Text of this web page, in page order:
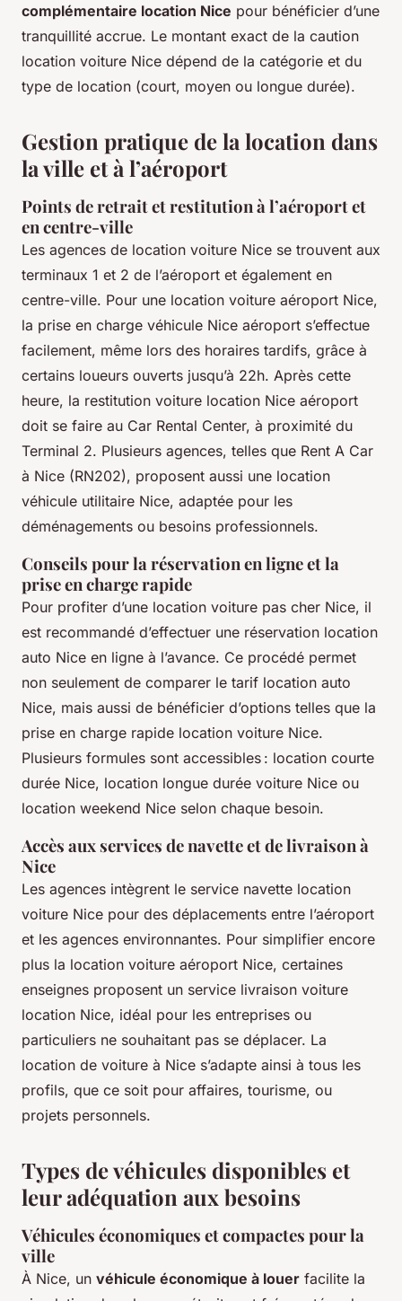
complémentaire location Nice pour bénéficier d’une
tranquillité accrue. Le montant exact de la caution
location voiture Nice dépend de la catégorie et du
type de location (court, moyen ou longue durée).
Gestion pratique de la location dans
la ville et à l’aéroport
Points de retrait et restitution à l’aéroport et
en centre-ville
Les agences de location voiture Nice se trouvent aux
terminaux 1 et 2 de l’aéroport et également en
centre-ville. Pour une location voiture aéroport Nice,
la prise en charge véhicule Nice aéroport s’effectue
facilement, même lors des horaires tardifs, grâce à
certains loueurs ouverts jusqu’à 22h. Après cette
heure, la restitution voiture location Nice aéroport
doit se faire au Car Rental Center, à proximité du
Terminal 2. Plusieurs agences, telles que Rent A Car
à Nice (RN202), proposent aussi une location
véhicule utilitaire Nice, adaptée pour les
déménagements ou besoins professionnels.
Conseils pour la réservation en ligne et la
prise en charge rapide
Pour profiter d’une location voiture pas cher Nice, il
est recommandé d’effectuer une réservation location
auto Nice en ligne à l’avance. Ce procédé permet
non seulement de comparer le tarif location auto
Nice, mais aussi de bénéficier d’options telles que la
prise en charge rapide location voiture Nice.
Plusieurs formules sont accessibles : location courte
durée Nice, location longue durée voiture Nice ou
location weekend Nice selon chaque besoin.
Accès aux services de navette et de livraison à
Nice
Les agences intègrent le service navette location
voiture Nice pour des déplacements entre l’aéroport
et les agences environnantes. Pour simplifier encore
plus la location voiture aéroport Nice, certaines
enseignes proposent un service livraison voiture
location Nice, idéal pour les entreprises ou
particuliers ne souhaitant pas se déplacer. La
location de voiture à Nice s’adapte ainsi à tous les
profils, que ce soit pour affaires, tourisme, ou
projets personnels.
Types de véhicules disponibles et
leur adéquation aux besoins
Véhicules économiques et compactes pour la
ville
À Nice, un véhicule économique à louer facilite la